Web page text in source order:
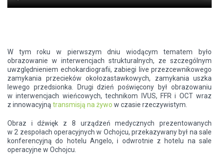
W tym roku w pierwszym dniu wiodącym tematem było
obrazowanie w interwencjach strukturalnych, ze szczególnym
uwzględnieniem echokardiografii, zabiegi live przezcewnikowego
zamykania przecieków okołozastawkowych, zamykania uszka
lewego przedsionka. Drugi dzień poświęcony był obrazowaniu
w interwencjach wieńcowych, technikom IVUS, FFR i OCT wraz
z innowacyjną transmisją na żywo w czasie rzeczywistym.
Obraz i dźwięk z 8 urządzeń medycznych prezentowanych
w 2 zespołach operacyjnych w Ochojcu, przekazywany był na sale
konferencyjną do hotelu Angelo, i odwrotnie z hotelu na sale
operacyjne w Ochojcu.